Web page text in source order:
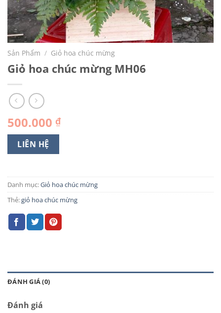
Sản Phẩm / Giỏ hoa chúc mừng
Giỏ hoa chúc mừng MH06
500.000 ₫
LIÊN HỆ
Danh mục:Giỏ hoa chúc mừng
Thẻ:giỏ hoa chúc mừng
ĐÁNH GIÁ (0)
Đánh giá